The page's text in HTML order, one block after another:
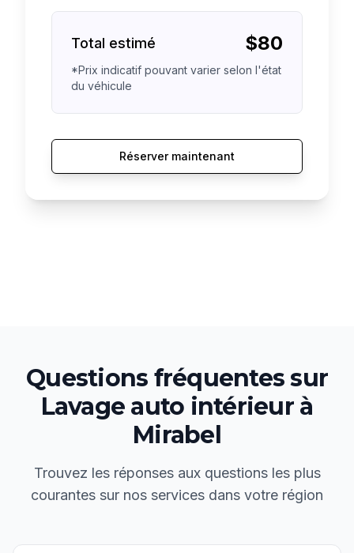
Total estimé $80
*Prix indicatif pouvant varier selon l'état
du véhicule
Réserver maintenant
Questions fréquentes sur
Lavage auto intérieurà
Mirabel
Trouvez les réponses aux questions les plus
courantes sur nos services dans votre région